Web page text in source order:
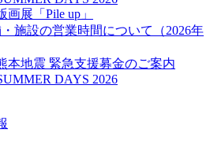
画展「Pile up」
施設の営業時間について（2026年
本地震 緊急支援募金のご案内
DAYS 2026